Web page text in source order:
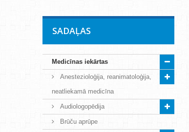
SADAĻAS
Medicīnas iekārtas
Anestezioloģija, reanimatoloģija,
neatliekamā medicīna
Audiologopēdija
Brūču aprūpe